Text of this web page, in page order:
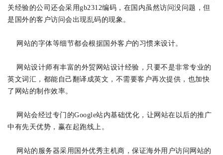
关经验的公司还会采用gb2312编码，在国内虽然访问没问题，但
是国外的客户访问会出现乱码的现象。
网站的字体等细节都会根据国外客户的习惯来设计。
网站设计师有丰富的外贸网站设计经验，只要不是非常专业的
英文词汇，都能自己翻译成英文，不需要客户再次提供，也加快
了网站的制作效率。
网站会经过专门的Google站内基础优化，让网站在以后的推广
中有先天优势，赢在起跑线上。
网站的服务器采用国外优秀主机商，保证海外用户访问网站的